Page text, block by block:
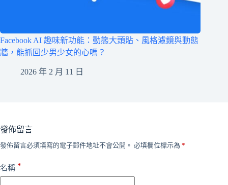
Facebook AI 趣味新功能：動態大頭貼、風格濾鏡與動態
牆，能抓回少男少女的心嗎？
2026 年 2 月 11 日
發佈留言
發佈留言必須填寫的電子郵件地址不會公開。 必填欄位標示為 *
名稱 *